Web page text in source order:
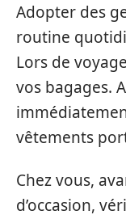
Adopter des
routine
Lors de
vos bagages.
vêtements
Chez vous,
d’occasion,